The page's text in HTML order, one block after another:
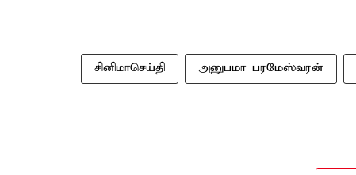
சினிமாசெய்தி அனுபமா பரமேஸ்வரன்